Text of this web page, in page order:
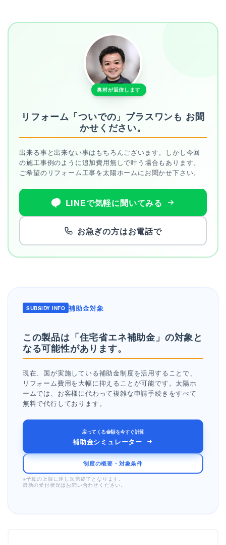
奥村が返信します
リフォーム「ついでの」プラスワンも お聞
かせください。
出来る事と出来ない事はもちろんございます。しかし今回
の施工事例のように追加費用無しで叶う場合もあります。
ご希望のリフォーム工事を太陽ホームにお聞かせ下さい。
LINEで気軽に聞いてみる
お急ぎの方はお電話で
SUBSIDY INFO 補助金対象
この製品は「住宅省エネ補助金」の対象と
なる可能性があります。
現在、国が実施している補助金制度を活用することで、
リフォーム費用を大幅に抑えることが可能です。太陽ホ
ームでは、お客様に代わって複雑な申請手続きをすべて
無料で代行しております。
戻ってくる金額を今すぐ計算
補助金シミュレーター
制度の概要・対象条件
※予算の上限に達し次第終了となります。
最新の受付状況はお問い合わせください。